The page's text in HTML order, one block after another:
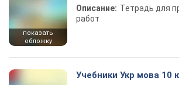
показать
обложку
Описание: Тетрадь для
работ
Учебники Укр мова 10